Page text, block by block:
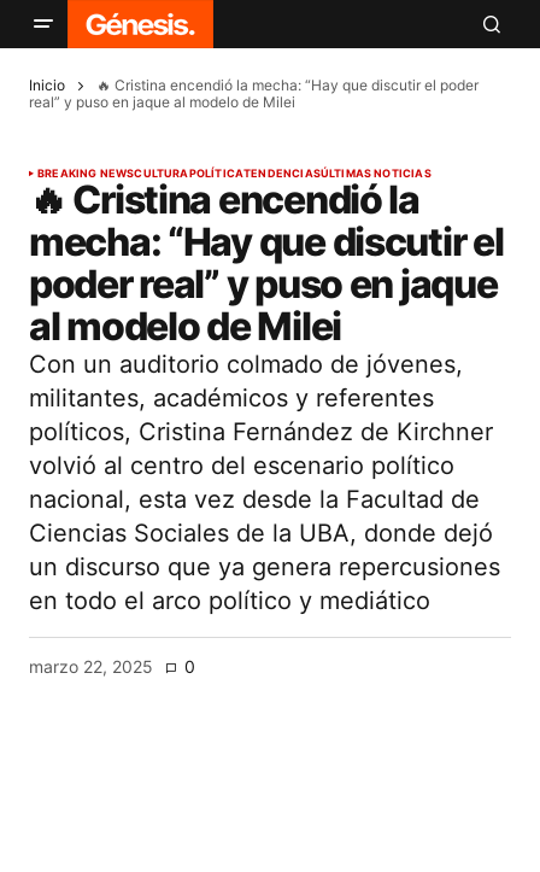
Inicio
🔥 Cristina encendió la mecha: “Hay que discutir el poder
real” y puso en jaque al modelo de Milei
BREAKING NEWSCULTURAPOLÍTICATENDENCIASÚLTIMAS NOTICIAS
🔥 Cristina encendió la
mecha: “Hay que discutir el
poder real” y puso en jaque
al modelo de Milei
Con un auditorio colmado de jóvenes,
militantes, académicos y referentes
políticos, Cristina Fernández de Kirchner
volvió al centro del escenario político
nacional, esta vez desde la Facultad de
Ciencias Sociales de la UBA, donde dejó
un discurso que ya genera repercusiones
en todo el arco político y mediático
marzo 22, 2025 0